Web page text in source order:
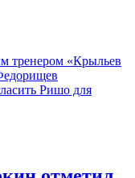
тренером «Крыльев
Ришо для